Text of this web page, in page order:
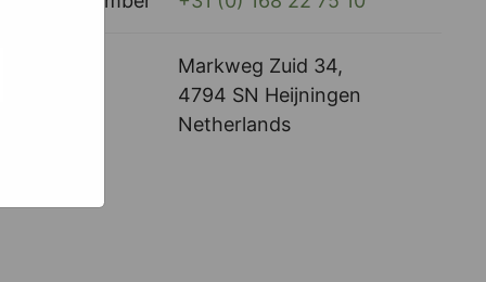
Markweg Zuid 34,
4794 SN Heijningen
Netherlands
Er
van